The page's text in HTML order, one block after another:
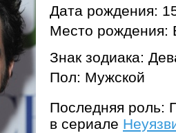
Дата рождения:
Место
Знак зодиака:
Пол: Мужской
Последняя роль:
в сериале